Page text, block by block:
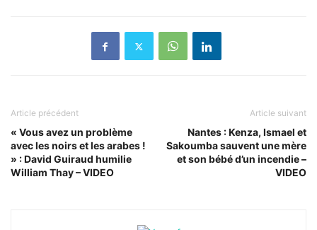
Article précédent
« Vous avez un problème
avec les noirs et les arabes !
» : David Guiraud humilie
William Thay – VIDEO
Article suivant
Nantes : Kenza, Ismael et
Sakoumba sauvent une mère
et son bébé d’un incendie –
VIDEO